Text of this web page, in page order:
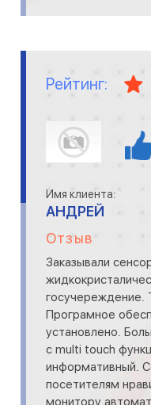
Рейтинг:
Имя клиента:
АНДРЕЙ
Отзыв
Заказывали
госучереждение.
Програмное
установлено.
с multi touch
информативный.
посетителям
монитору